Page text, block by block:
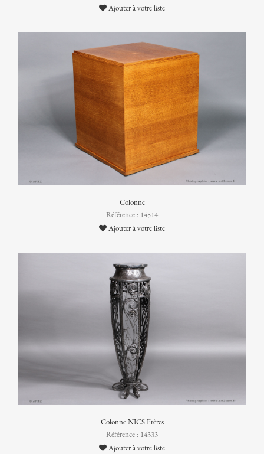
Ajouter à votre liste
Colonne
Référence : 14514
Ajouter à votre liste
Colonne NICS Frères
Référence : 14333
Ajouter à votre liste